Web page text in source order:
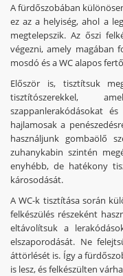
A fürdőszobában
ez az a helyiség, ahol a
megtelepszik. Az őszi
végezni, amely magában
mosdó és a WC alapos
Először is, tisztítsuk
tisztítószerekkel,
szappanlerakódásokat
hajlamosak a
használjunk gombaölő
zuhanykabin szintén
enyhébb, de hatékony
károsodását.
A WC-k tisztítása során
felkészülés részeként
eltávolítsuk a
elszaporodását. Ne
áttörlését is. Így a
is lesz, és felkészülten